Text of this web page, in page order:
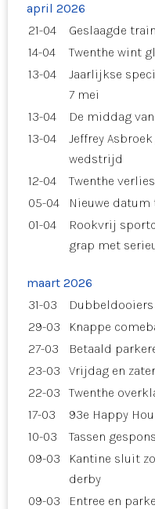
april 2026
21-04
Geslaagde
14-04
Twenthe wint
13-04
Jaarlijkse
7 mei
13-04
De middag
13-04
Jeffrey
wedstrijd
12-04
Twenthe
05-04
Nieuwe
01-04
Rookvrij
grap met
maart 2026
31-03
29-03
Knappe
27-03
Betaald
23-03
Vrijdag en
22-03
Twenthe
17-03
93e Happy
10-03
Tassen
09-03
Kantine sluit
derby
09-03
Entree en